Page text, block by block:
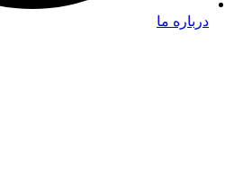
درباره ما